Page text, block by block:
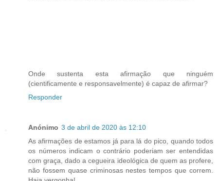
Onde sustenta esta afirmação que ninguém
(cientificamente e responsavelmente) é capaz de afirmar?
Responder
Anónimo 3 de abril de 2020 às 12:10
As afirmações de estamos já para lá do pico, quando todos
os números indicam o contrário poderiam ser entendidas
com graça, dado a cegueira ideológica de quem as profere,
não fossem quase criminosas nestes tempos que correm.